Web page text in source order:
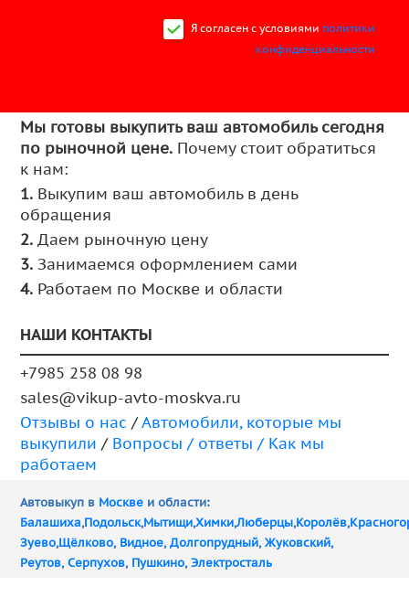
Я согласен c условиями политики
конфиденциальности
Мы готовы выкупить ваш автомобиль сегодня
по рыночной цене. Почему стоит обратиться
к нам:
1. Выкупим ваш автомобиль в день
обращения
2. Даем рыночную цену
3. Занимаемся оформлением сами
4. Работаем по Москве и области
НАШИ КОНТАКТЫ
+7985 258 08 98
sales@vikup-avto-moskva.ru
Отзывы о нас /Автомобили, которые мы
выкупили / Вопросы / ответы / Как мы
работаем
Автовыкуп в Москвеи области:
Балашиха,Подольск,Мытищи,Химки,Люберцы,Королёв,
Зуево,Щёлково, Видное, Долгопрудный, Жуковский,
Реутов, Серпухов, Пушкино, Электросталь